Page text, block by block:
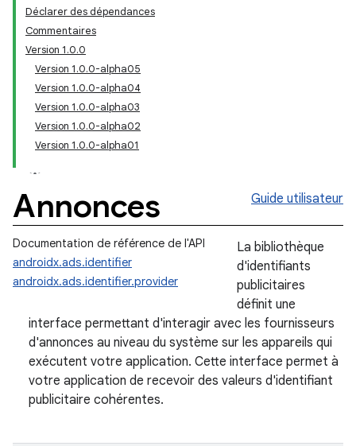
Déclarer des dépendances
Commentaires
Version 1.0.0
Version 1.0.0-alpha05
Version 1.0.0-alpha04
Version 1.0.0-alpha03
Version 1.0.0-alpha02
Version 1.0.0-alpha01
Annonces Guide utilisateur
Documentation de référence de l'API
androidx.ads.identifier
androidx.ads.identifier.provider
La bibliothèque
d'identifiants
publicitaires
définit une
interface permettant d'interagir avec les fournisseurs
d'annonces au niveau du système sur les appareils qui
exécutent votre application. Cette interface permet à
votre application de recevoir des valeurs d'identifiant
publicitaire cohérentes.